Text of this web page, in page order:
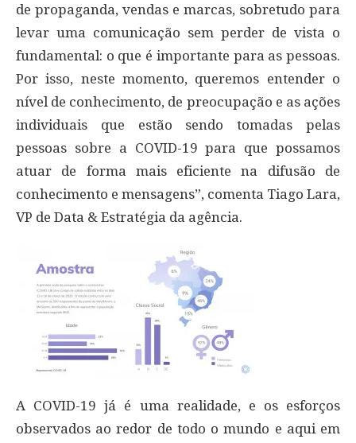
de propaganda, vendas e marcas, sobretudo para
levar uma comunicação sem perder de vista o
fundamental: o que é importante para as pessoas.
Por isso, neste momento, queremos entender o
nível de conhecimento, de preocupação e as ações
individuais que estão sendo tomadas pelas
pessoas sobre a COVID-19 para que possamos
atuar de forma mais eficiente na difusão de
conhecimento e mensagens”, comenta Tiago Lara,
VP de Data & Estratégia da agência.
A COVID-19 já é uma realidade, e os esforços
observados ao redor de todo o mundo e aqui em